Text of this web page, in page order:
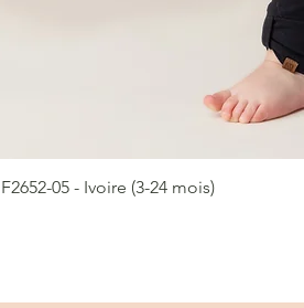
Aperçu rapide
05 - Ivoire (3-24 mois)